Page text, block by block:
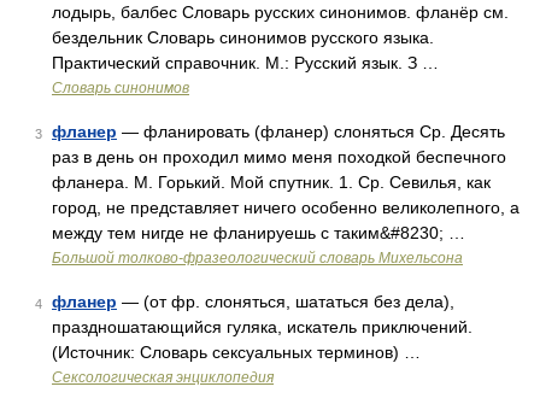
лодырь, балбес Словарь русских синонимов. фланёр см.
бездельник Словарь синонимов русского языка.
Практический справочник. М.: Русский язык. З …
Словарь синонимов
3 фланер — фланировать (фланер) слоняться Ср. Десять
раз в день он проходил мимо меня походкой беспечного
фланера. М. Горький. Мой спутник. 1. Ср. Севилья, как
город, не представляет ничего особенно великолепного, а
между тем нигде не фланируешь с таким&#8230; …
Большой толково-фразеологический словарь Михельсона
4 фланер — (от фр. слоняться, шататься без дела),
праздношатающийся гуляка, искатель приключений.
(Источник: Словарь сексуальных терминов) …
Сексологическая энциклопедия